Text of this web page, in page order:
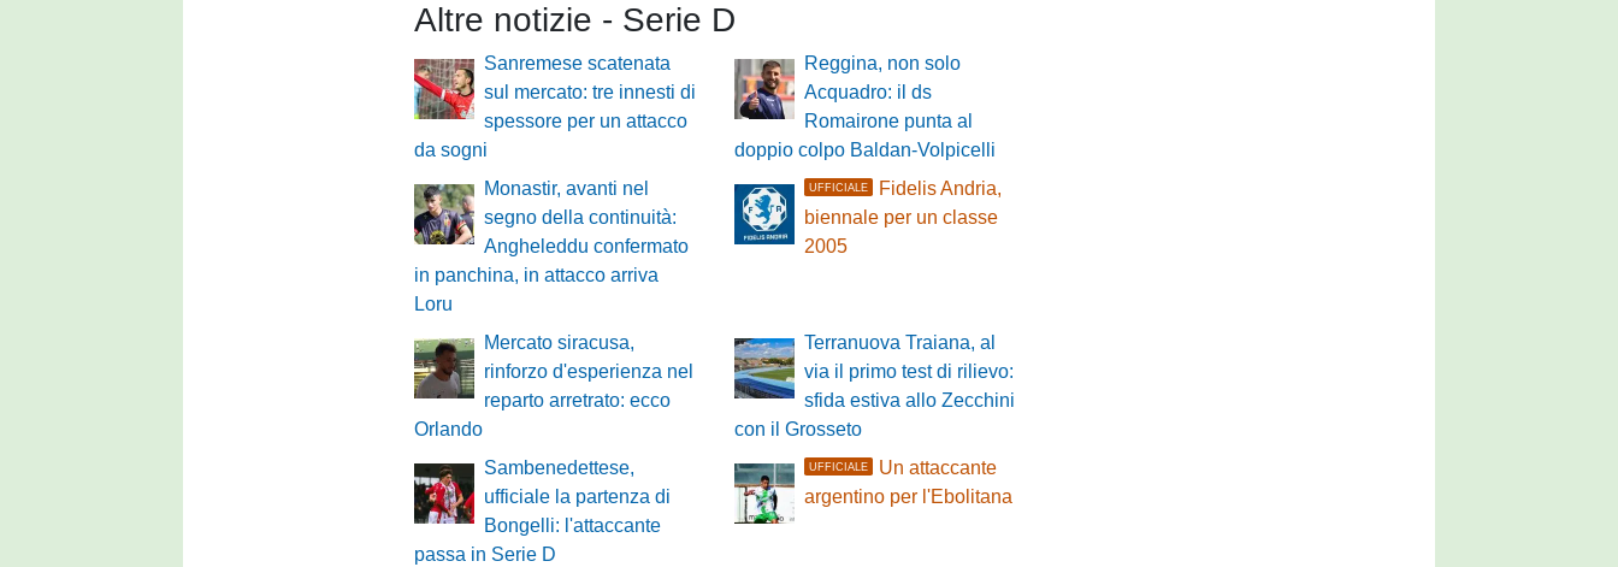
Altre notizie - Serie D
Sanremese scatenata
sul mercato: tre innesti di
spessore per un attacco
da sogni
Reggina, non solo
Acquadro: il ds
Romairone punta al
doppio colpo Baldan-Volpicelli
Monastir, avanti nel
segno della continuità:
Angheleddu confermato
in panchina, in attacco arriva
Loru
UFFICIALE
Fidelis Andria,
biennale per un classe
2005
Mercato siracusa,
rinforzo d'esperienza nel
reparto arretrato: ecco
Orlando
Terranuova Traiana, al
via il primo test di rilievo:
sfida estiva allo Zecchini
con il Grosseto
Sambenedettese,
ufficiale la partenza di
Bongelli: l'attaccante
passa in Serie D
UFFICIALE
Un attaccante
argentino per l'Ebolitana